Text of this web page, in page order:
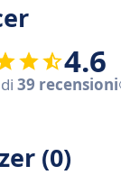
4.6
39 recensioni
(0)